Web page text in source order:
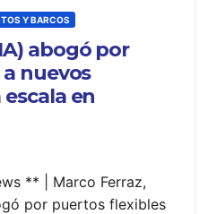
Y BARCOS
abogó por
nuevos
en
** | Marco Ferraz,
por puertos flexibles